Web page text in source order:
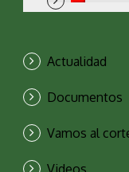
Actualidad
Documentos
Vamos al